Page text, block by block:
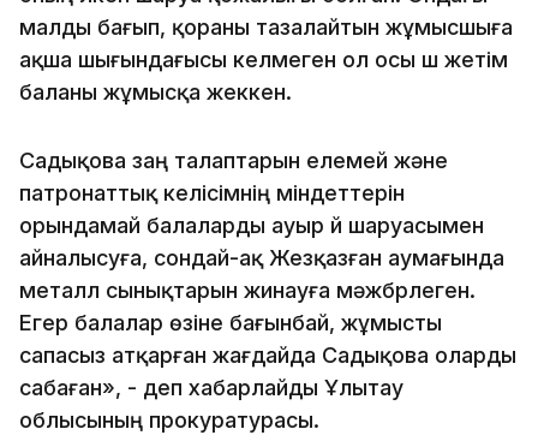
малды бағып, қораны тазалайтын жұмысшыға
ақша шығындағысы келмеген ол осы үш жетім
баланы жұмысқа жеккен.
Садықова заң талаптарын елемей және
патронаттық келісімнің міндеттерін
орындамай балаларды ауыр үй шаруасымен
айналысуға, сондай-ақ Жезқазған аумағында
металл сынықтарын жинауға мәжбүрлеген.
Егер балалар өзіне бағынбай, жұмысты
сапасыз атқарған жағдайда Садықова оларды
сабаған», - деп хабарлайды Ұлытау
облысының прокуратурасы.